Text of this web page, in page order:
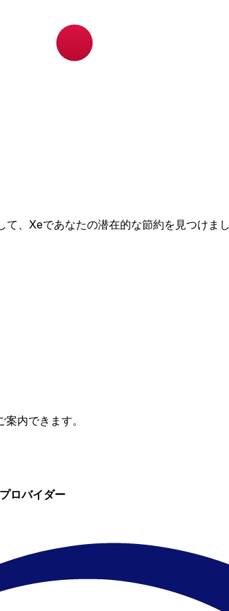
、Xeであなたの潜在的な節約を見つけま
内できます。
プロバイダー